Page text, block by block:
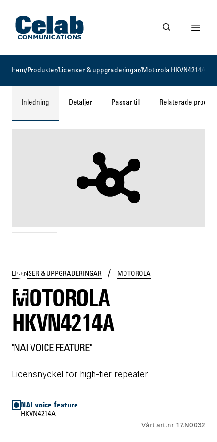
Gå till startsidan
Gå till söksidan
Visa
Hem/Produkter/Licenser & uppgraderingar/ Motorola HKVN4214A
Inledning Detaljer Passar till Relaterade
LICENSER & UPPGRADERINGAR / MOTOROLA
MOTOROLA
HKVN4214A
"NAI VOICE FEATURE"
Licensnyckel för high-tier repeater
NAI voice feature
HKVN4214A
Vårt art.nr 17.N0032
HKVN4214A